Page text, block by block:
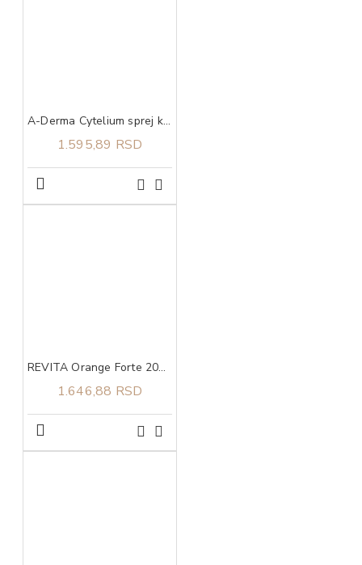
A-Derma Cytelium sprej koji suši i umiruje iritacije na koži 100 ml
1.595,89 RSD
REVITA Orange Forte 200 g
1.646,88 RSD